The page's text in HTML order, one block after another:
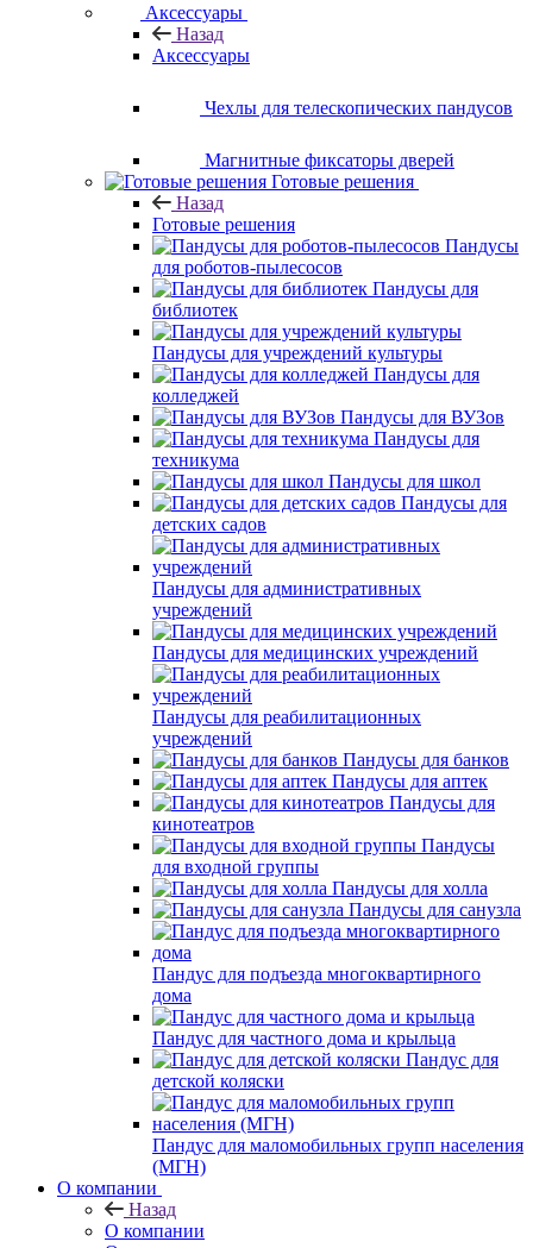
Аксессуары
Назад
Аксессуары
Чехлы для телескопических пандусов
Магнитные фиксаторы дверей
Готовые решения
Назад
Готовые решения
Пандусы
для роботов-пылесосов
Пандусы для
библиотек
Пандусы для учреждений культуры
Пандусы для
колледжей
Пандусы для ВУЗов
Пандусы для
техникума
Пандусы для школ
Пандусы для
детских садов
Пандусы для административных
учреждений
Пандусы для медицинских учреждений
Пандусы для реабилитационных
учреждений
Пандусы для банков
Пандусы для аптек
Пандусы для
кинотеатров
Пандусы
для входной группы
Пандусы для холла
Пандусы для санузла
Пандус для подъезда многоквартирного
дома
Пандус для частного дома и крыльца
Пандус для
детской коляски
Пандус для маломобильных групп населения
(МГН)
О компании
Назад
О компании